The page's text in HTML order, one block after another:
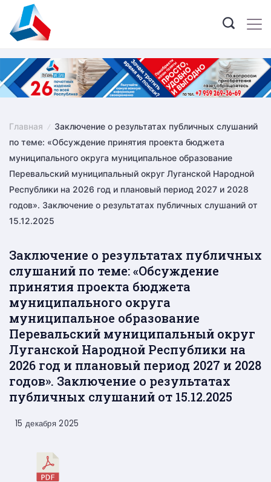
content
Главная
Заключение о результатах публичных слушаний
по теме: «Обсуждение принятия проекта бюджета
муниципального округа муниципальное образование
Перевальский муниципальный округ Луганской Народной
Республики на 2026 год и плановый период 2027 и 2028
годов». Заключение о результатах публичных слушаний от
15.12.2025
Заключение о результатах публичных
слушаний по теме: «Обсуждение
принятия проекта бюджета
муниципального округа
муниципальное образование
Перевальский муниципальный округ
Луганской Народной Республики на
2026 год и плановый период 2027 и 2028
годов». Заключение о результатах
публичных слушаний от 15.12.2025
15 декабря 2025